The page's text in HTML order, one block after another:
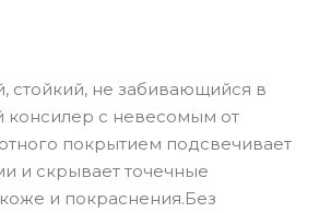
стойкий, не забивающийся в
консилер с невесомым от
покрытием подсвечивает
и скрывает точечные
и покраснения.Без